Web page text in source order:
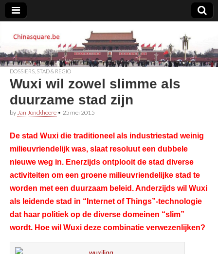
Chinasquare.be
DOSSIERS STAD & REGIO
Wuxi wil zowel slimme als
duurzame stad zijn
by Jan Jonckheere • 25 mei 2015
De stad Wuxi die traditioneel als industriestad weinig
milieuvriendelijk was, slaat resoluut een dubbele
nieuwe weg in. Enerzijds ontplooit de stad diverse
activiteiten om een groene milieuvriendelijke stad te
worden met een duurzaam beleid. Anderzijds wil Wuxi
als leidende stad in “Internet of Things”-technologie
dat haar politiek op de diverse domeinen “slim”
wordt. Hoe wil Wuxi deze combinatie verwezenlijken?